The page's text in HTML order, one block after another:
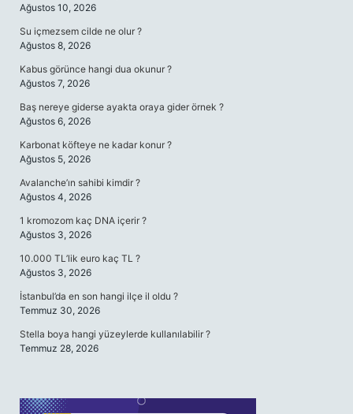
Ağustos 10, 2026
Su içmezsem cilde ne olur ?
Ağustos 8, 2026
Kabus görünce hangi dua okunur ?
Ağustos 7, 2026
Baş nereye giderse ayakta oraya gider örnek ?
Ağustos 6, 2026
Karbonat köfteye ne kadar konur ?
Ağustos 5, 2026
Avalanche’ın sahibi kimdir ?
Ağustos 4, 2026
1 kromozom kaç DNA içerir ?
Ağustos 3, 2026
10.000 TL’lik euro kaç TL ?
Ağustos 3, 2026
İstanbul’da en son hangi ilçe il oldu ?
Temmuz 30, 2026
Stella boya hangi yüzeylerde kullanılabilir ?
Temmuz 28, 2026